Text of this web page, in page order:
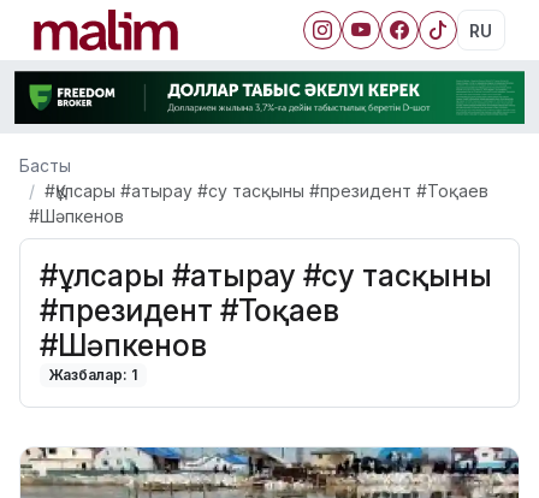
RU
Басты
#Құлсары #атырау #су тасқыны #президент #Тоқаев
#Шәпкенов
#Құлсары #атырау #су тасқыны
#президент #Тоқаев
#Шәпкенов
Жазбалар: 1